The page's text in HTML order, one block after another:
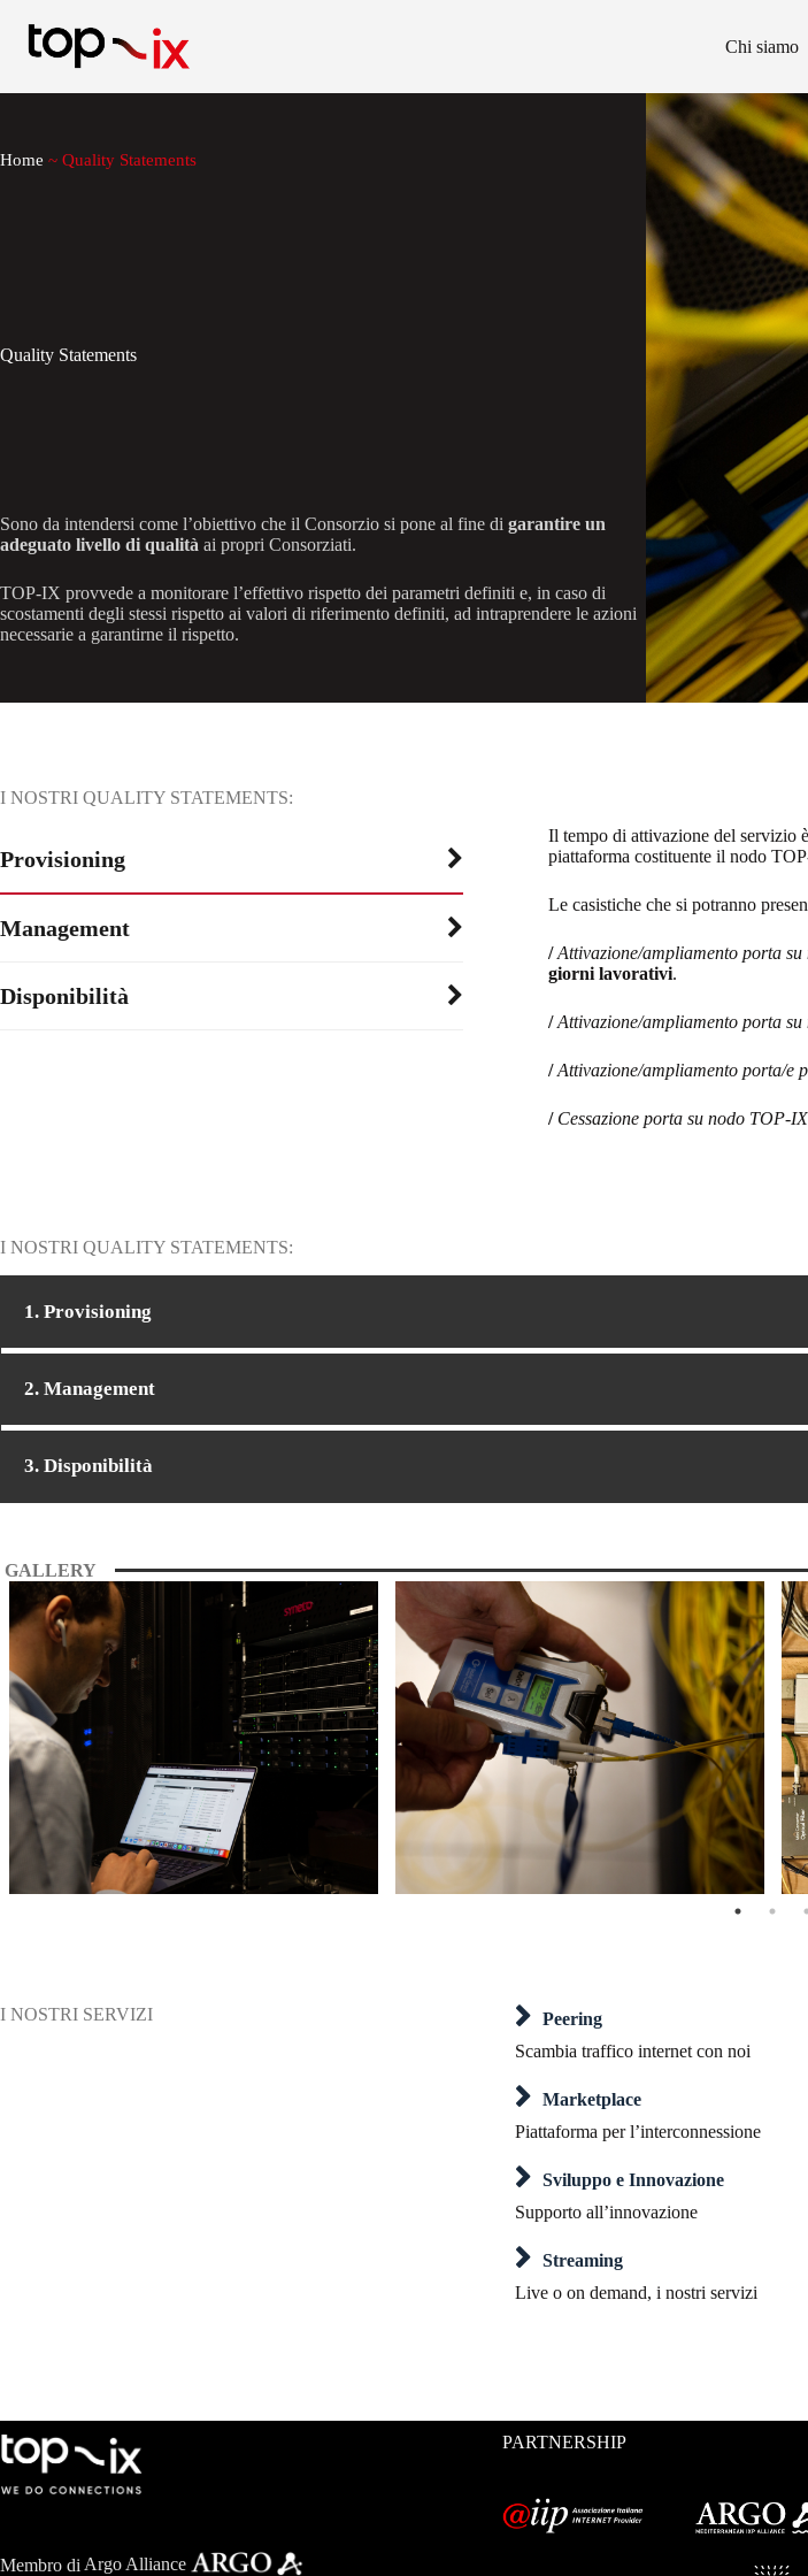
contenuto
Chi siamo
Home ~ Quality Statements
Quality Statements
Sono da intendersi come l’obiettivo che il Consorzio si pone al fine di garantire un
adeguato livello di qualità ai propri Consorziati.
TOP-IX provvede a monitorare l’effettivo rispetto dei parametri definiti e, in caso di
scostamenti degli stessi rispetto ai valori di riferimento definiti, ad intraprendere le azioni
necessarie a garantirne il rispetto.
I NOSTRI QUALITY STATEMENTS:
Provisioning
Management
Disponibilità
Il tempo di attivazione del servizio
piattaforma costituente il nodo
Le casistiche che si potranno
/ Attivazione/ampliamento porta
giorni lavorativi.
/ Attivazione/ampliamento porta
/ Attivazione/ampliamento porta/e
/ Cessazione porta su nodo TOP-IX
I NOSTRI QUALITY STATEMENTS:
1. Provisioning
2. Management
3. Disponibilità
GALLERY
I NOSTRI SERVIZI
Peering
Scambia traffico internet con noi
Marketplace
Piattaforma per l’interconnessione
Sviluppo e Innovazione
Supporto all’innovazione
Streaming
Live o on demand, i nostri servizi
Membro di Argo Alliance
PARTNERSHIP